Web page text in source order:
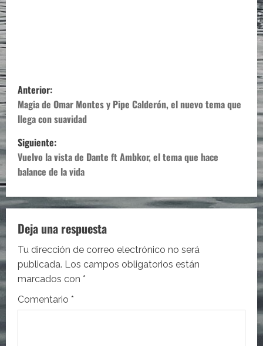
N
a
v
e
g
a
c
i
ó
n
Anterior:
Magia de Omar Montes y Pipe Calderón, el nuevo tema que
llega con suavidad
Siguiente:
Vuelvo la vista de Dante ft Ambkor, el tema que hace
balance de la vida
Deja una respuesta
Tu dirección de correo electrónico no será
publicada. Los campos obligatorios están
marcados con *
Comentario *